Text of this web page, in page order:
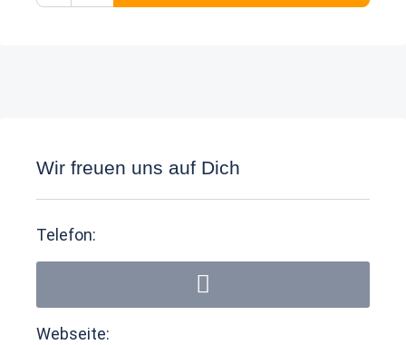
Wir freuen uns auf Dich
Telefon:
Webseite: